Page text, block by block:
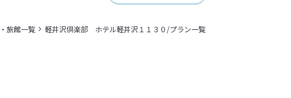
旅館一覧 軽井沢倶楽部 ホテル軽井沢１１３０/プラン一覧